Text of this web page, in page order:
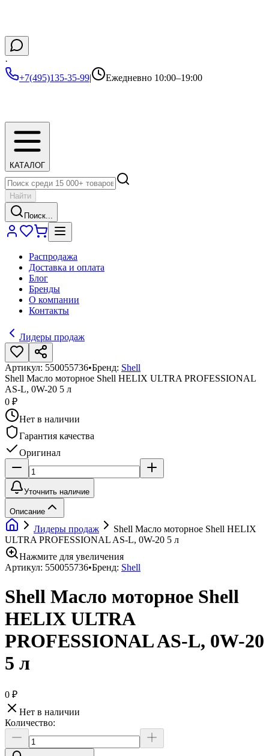
·
+7(495)135-35-99| Ежедневно 10:00–19:00
КАТАЛОГ
Найти
Поиск...
Распродажа
Доставка и оплата
Блог
Бренды
О компании
Контакты
Лидеры продаж
Артикул: 550055736•Бренд: Shell
Shell Масло моторное Shell HELIX ULTRA PROFESSIONAL
AS-L, 0W-20 5 л
0 ₽
Нет в наличии
Гарантия качества
Оригинал
Уточнить наличие
Описание
Лидеры продаж
Shell Масло моторное Shell HELIX
ULTRA PROFESSIONAL AS-L, 0W-20 5 л
Нажмите для увеличения
Артикул: 550055736•Бренд: Shell
Shell Масло моторное Shell
HELIX ULTRA
PROFESSIONAL AS-L, 0W-20
5 л
0 ₽
Нет в наличии
Количество: